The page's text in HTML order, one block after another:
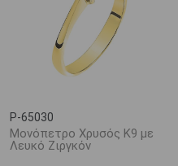
P-65030
Μονόπετρο Χρυσός Κ9 με
Λευκό Ζιργκόν